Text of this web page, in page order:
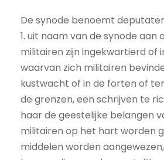
De synode benoemt
1. uit naam van de synode aan
militairen zijn ingekwartierd of
waarvan zich militairen
kustwacht of in de forten of
de grenzen, een schrijven te
haar de geestelijke belangen
militairen op het hart worden
middelen worden